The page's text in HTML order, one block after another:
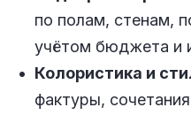
по полам, стенам,
учётом бюджета и
Колористика и
фактуры,